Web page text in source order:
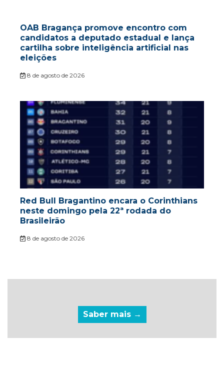
OAB Bragança promove encontro com
candidatos a deputado estadual e lança
cartilha sobre inteligência artificial nas
eleições
8 de agosto de 2026
Red Bull Bragantino encara o Corinthians
neste domingo pela 22ª rodada do
Brasileirão
8 de agosto de 2026
Saber mais →